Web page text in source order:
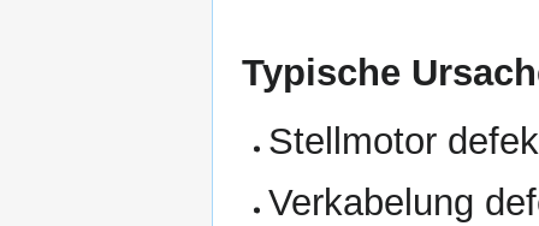
Typische
Stellmotor
Verkabelung